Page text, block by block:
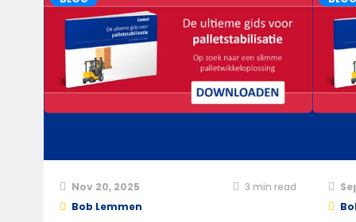
Nov 20, 2025 3 min read
Bob Lemmen